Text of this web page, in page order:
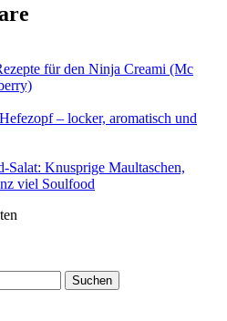
für den Ninja Creami (Mc
– locker, aromatisch und
Salat: Knusprige Maultaschen,
viel Soulfood
Suchen